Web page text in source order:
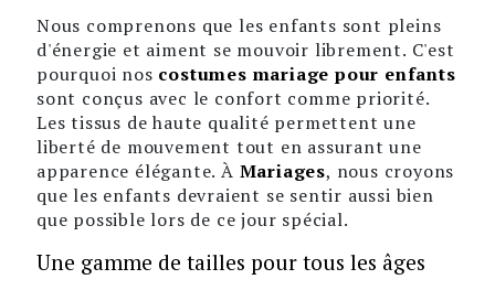
Nous comprenons que les enfants sont pleins
d'énergie et aiment se mouvoir librement. C'est
pourquoi nos costumes mariage pour enfants
sont conçus avec le confort comme priorité.
Les tissus de haute qualité permettent une
liberté de mouvement tout en assurant une
apparence élégante. À Mariages, nous croyons
que les enfants devraient se sentir aussi bien
que possible lors de ce jour spécial.
Une gamme de tailles pour tous les âges